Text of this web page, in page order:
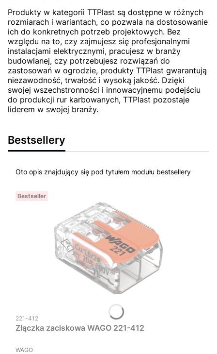
Produkty w kategorii TTPlast są dostępne w różnych
rozmiarach i wariantach, co pozwala na dostosowanie
ich do konkretnych potrzeb projektowych. Bez
względu na to, czy zajmujesz się profesjonalnymi
instalacjami elektrycznymi, pracujesz w branży
budowlanej, czy potrzebujesz rozwiązań do
zastosowań w ogrodzie, produkty TTPlast gwarantują
niezawodność, trwałość i wysoką jakość. Dzięki
swojej wszechstronności i innowacyjnemu podejściu
do produkcji rur karbowanych, TTPlast pozostaje
liderem w swojej branży.
Bestsellery
Oto opis znajdujący się pod tytułem modułu bestsellery
Bestseller
Kod produktu
221-412
Złączka zaciskowa WAGO 221-412
PRODUCENT
WAGO